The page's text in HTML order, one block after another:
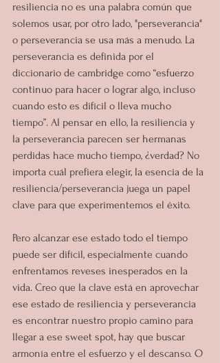
resiliencia no es una palabra común que
solemos usar, por otro lado, "perseverancia"
o perseverancia se usa más a menudo. La
perseverancia es definida por el
diccionario de cambridge como “esfuerzo
continuo para hacer o lograr algo, incluso
cuando esto es difícil o lleva mucho
tiempo”. Al pensar en ello, la resiliencia y
la perseverancia parecen ser hermanas
perdidas hace mucho tiempo, ¿verdad? No
importa cuál prefiera elegir, la esencia de la
resiliencia/perseverancia juega un papel
clave para que experimentemos el éxito.
Pero alcanzar ese estado todo el tiempo
puede ser difícil, especialmente cuando
enfrentamos reveses inesperados en la
vida. Creo que la clave está en aprovechar
ese estado de resiliencia y perseverancia
es encontrar nuestro propio camino para
llegar a ese sweet spot, hay que buscar
armonía entre el esfuerzo y el descanso. O